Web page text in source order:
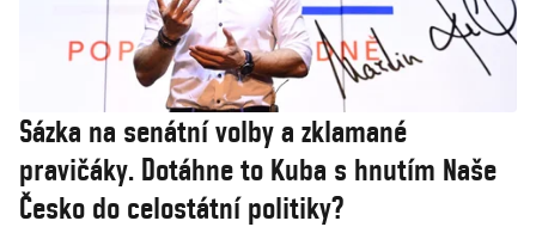
Sázka na senátní volby a zklamané
pravičáky. Dotáhne to Kuba s hnutím Naše
Česko do celostátní politiky?